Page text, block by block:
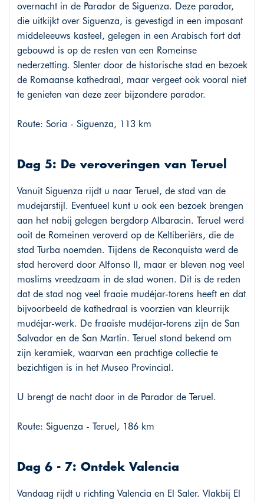
overnacht in de Parador de Siguenza. Deze parador,
die uitkijkt over Siguenza, is gevestigd in een imposant
middeleeuws kasteel, gelegen in een Arabisch fort dat
gebouwd is op de resten van een Romeinse
nederzetting. Slenter door de historische stad en bezoek
de Romaanse kathedraal, maar vergeet ook vooral niet
te genieten van deze zeer bijzondere parador.
Route: Soria - Siguenza, 113 km
Dag 5: De veroveringen van Teruel
Vanuit Siguenza rijdt u naar Teruel, de stad van de
mudejarstijl. Eventueel kunt u ook een bezoek brengen
aan het nabij gelegen bergdorp Albaracin. Teruel werd
ooit de Romeinen veroverd op de Keltiberiërs, die de
stad Turba noemden. Tijdens de Reconquista werd de
stad heroverd door Alfonso II, maar er bleven nog veel
moslims vreedzaam in de stad wonen. Dit is de reden
dat de stad nog veel fraaie mudéjar-torens heeft en dat
bijvoorbeeld de kathedraal is voorzien van kleurrijk
mudéjar-werk. De fraaiste mudéjar-torens zijn de San
Salvador en de San Martin. Teruel stond bekend om
zijn keramiek, waarvan een prachtige collectie te
bezichtigen is in het Museo Provincial.
U brengt de nacht door in de Parador de Teruel.
Route: Siguenza - Teruel, 186 km
Dag 6 - 7: Ontdek Valencia
Vandaag rijdt u richting Valencia en El Saler. Vlakbij El